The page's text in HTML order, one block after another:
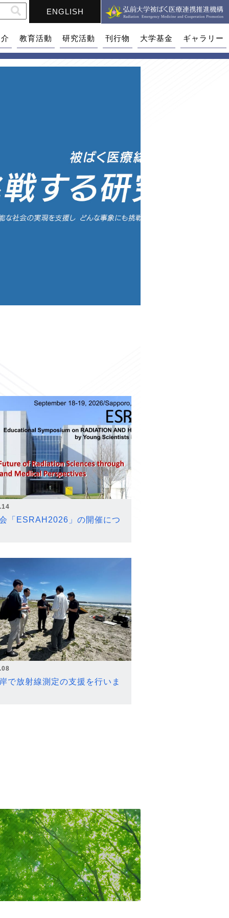
ENGLISH
教育活動 研究活動 刊行物 大学基金 ギャラリー
「ESRAH2026」の開催につ
で放射線測定の支援を行いま